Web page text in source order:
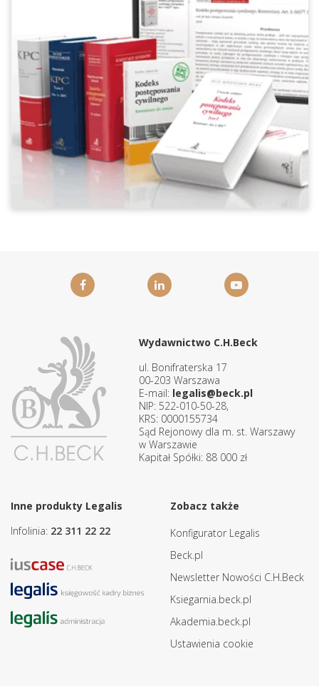
Wydawnictwo C.H.Beck
ul. Bonifraterska 17
00-203 Warszawa
E-mail: legalis@beck.pl
NIP: 522-010-50-28,
KRS: 0000155734
Sąd Rejonowy dla m. st. Warszawy
w Warszawie
Kapitał Spółki: 88 000 zł
Inne produkty Legalis
Infolinia: 22 311 22 22
Zobacz także
Konfigurator Legalis
Beck.pl
Newsletter Nowości C.H.Beck
Ksiegarnia.beck.pl
Akademia.beck.pl
Ustawienia cookie